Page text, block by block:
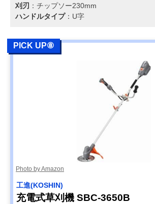
刈刃 ：チップソー230mm
ハンドルタイプ：U字
PICK UP⑧
Photo by Amazon
工進(KOSHIN)
充電式草刈機 SBC-3650B